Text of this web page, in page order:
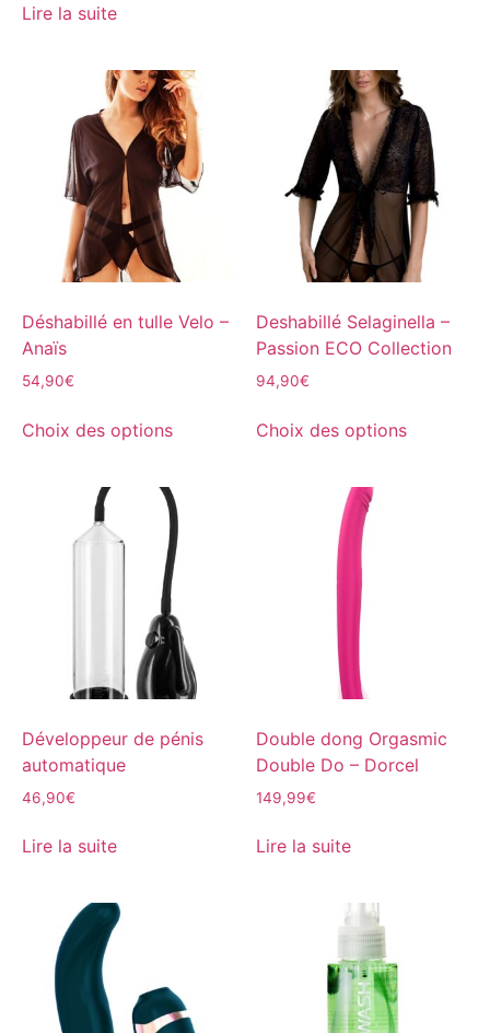
Lire la suite
Déshabillé en tulle Velo –
Anaïs
54,90€
Choix des options
Deshabillé Selaginella –
Passion ECO Collection
94,90€
Choix des options
Développeur de pénis
automatique
46,90€
Lire la suite
Double dong Orgasmic
Double Do – Dorcel
149,99€
Lire la suite